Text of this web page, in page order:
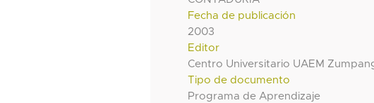
Fecha de publicación
2003
Editor
Centro Universitario UAEM
Tipo de documento
Programa de Aprendizaje